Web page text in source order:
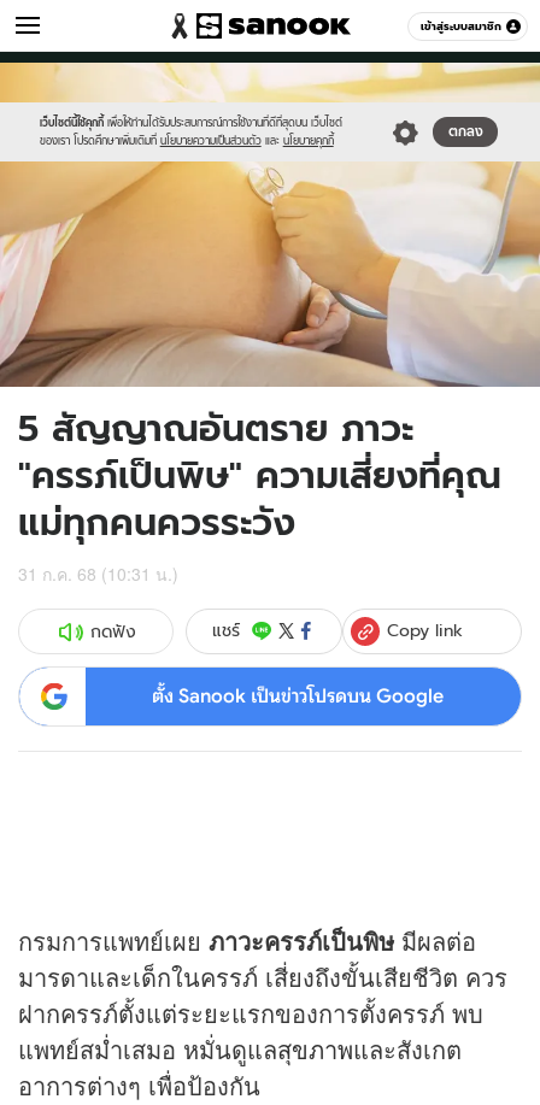
เข้าสู่ระบบสมาชิก
สุขภาพ หมวดอื่นๆ
เว็บไซต์นี้ใช้คุกกี้ เพื่อให้ท่านได้รับประสบการณ์การใช้งานที่ดีที่สุดบน เว็บไซต์
ของเรา โปรดศึกษาเพิ่มเติมที่ นโยบายความเป็นส่วนตัว และ นโยบายคุกกี้
ตกลง
Sanook
//s.isanook.com/sr/0/images/logo-
new-
sanook.png
//s.isanook.com/he/0/ud/3/18437/pregnant.jpg
5 สัญญาณอันตราย ภาวะ
"ครรภ์เป็นพิษ" ความเสี่ยงที่คุณ
แม่ทุกคนควรระวัง
31 ก.ค. 68 (10:31 น.)
กดฟัง แชร์ Copy link
ตั้ง Sanook เป็นข่าวโปรดบน Google
กรมการแพทย์เผย ภาวะครรภ์เป็นพิษ มีผลต่อ
มารดาและเด็กในครรภ์ เสี่ยงถึงขั้นเสียชีวิต ควร
ฝากครรภ์ตั้งแต่ระยะแรกของการตั้งครรภ์ พบ
แพทย์สม่ำเสมอ หมั่นดูแลสุขภาพและสังเกต
อาการต่างๆ เพื่อป้องกัน